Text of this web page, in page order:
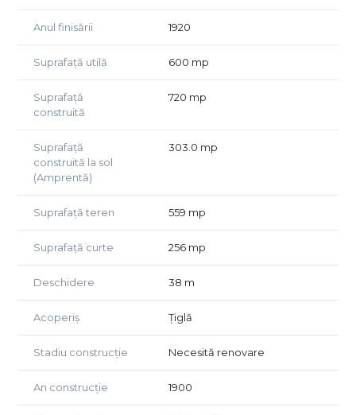
Anul finisării 1920
Suprafață utilă 600 mp
Suprafață
construită
720 mp
Suprafață
construită la sol
(Amprentă)
303.0 mp
Suprafață teren 559 mp
Suprafață curte 256 mp
Deschidere 38 m
Acoperiș Țiglă
Stadiu construcție Necesită renovare
An construcție 1900